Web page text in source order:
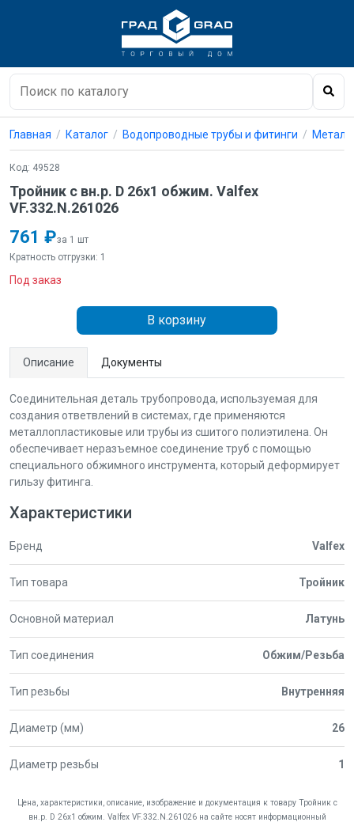
Главная Каталог Водопроводные трубы и фитинги
Код: 49528
Тройник с вн.р. D 26х1 обжим. Valfex
VF.332.N.261026
761 ₽за 1 шт
Кратность отгрузки: 1
Под заказ
В корзину
Описание Документы
Соединительная деталь трубопровода, используемая для
создания ответвлений в системах, где применяются
металлопластиковые или трубы из сшитого полиэтилена. Он
обеспечивает неразъемное соединение труб с помощью
специального обжимного инструмента, который деформирует
гильзу фитинга.
Характеристики
Бренд Valfex
Тип товара Тройник
Основной материал Латунь
Тип соединения Обжим/Резьба
Тип резьбы Внутренняя
Диаметр (мм) 26
Диаметр резьбы 1
Цена, характеристики, описание, изображение и документация к товару Тройник с
вн.р. D 26х1 обжим. Valfex VF.332.N.261026 на сайте носят информационный